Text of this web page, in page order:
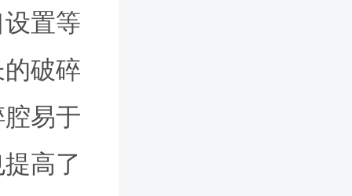
置等
破碎
易于
高了